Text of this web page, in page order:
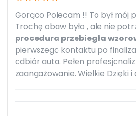
Gorąco Polecam !! To był mój
Trochę obaw było , ale nie
procedura przebiegła
pierwszego kontaktu po
odbiór auta. Pełen
zaangażowanie. Wielkie Dzięki